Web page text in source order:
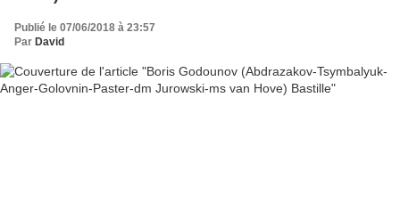
Publié le 07/06/2018 à 23:57
Par David